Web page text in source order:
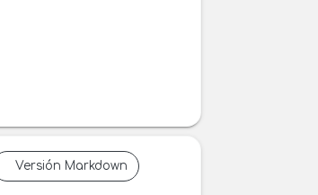
Versión Markdown